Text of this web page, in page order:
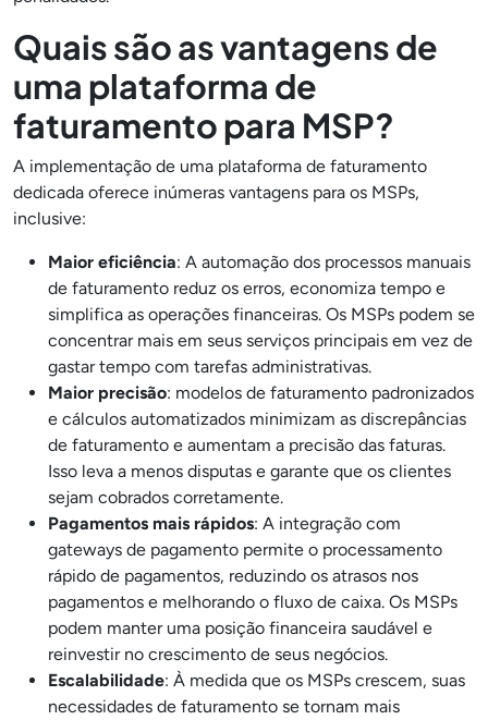
Quais são as vantagens de
uma plataforma de
faturamento para MSP?
A implementação de uma plataforma de faturamento
dedicada oferece inúmeras vantagens para os MSPs,
inclusive:
Maior eficiência: A automação dos processos manuais
de faturamento reduz os erros, economiza tempo e
simplifica as operações financeiras. Os MSPs podem se
concentrar mais em seus serviços principais em vez de
gastar tempo com tarefas administrativas.
Maior precisão: modelos de faturamento padronizados
e cálculos automatizados minimizam as discrepâncias
de faturamento e aumentam a precisão das faturas.
Isso leva a menos disputas e garante que os clientes
sejam cobrados corretamente.
Pagamentos mais rápidos: A integração com
gateways de pagamento permite o processamento
rápido de pagamentos, reduzindo os atrasos nos
pagamentos e melhorando o fluxo de caixa. Os MSPs
podem manter uma posição financeira saudável e
reinvestir no crescimento de seus negócios.
Escalabilidade: À medida que os MSPs crescem, suas
necessidades de faturamento se tornam mais